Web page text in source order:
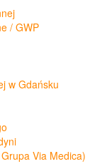
/ GWP
w Gdańsku
Via Medica)